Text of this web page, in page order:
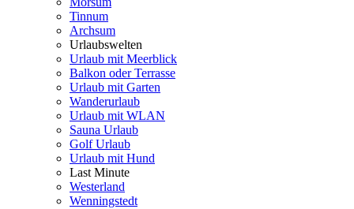
Tinnum
Archsum
Urlaubswelten
Urlaub mit Meerblick
Balkon oder Terrasse
Urlaub mit Garten
Wanderurlaub
Urlaub mit WLAN
Sauna Urlaub
Golf Urlaub
Urlaub mit Hund
Last Minute
Westerland
Wenningstedt